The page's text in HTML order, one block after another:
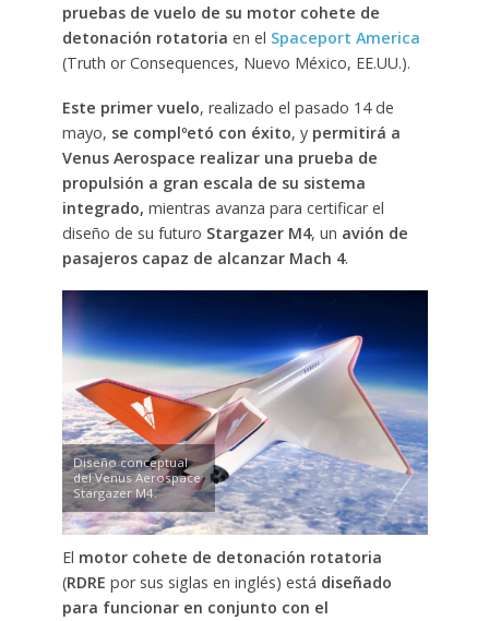
pruebas de vuelo de su motor cohete de
detonación rotatoria en el Spaceport America
(Truth or Consequences, Nuevo México, EE.UU.).
Este primer vuelo, realizado el pasado 14 de
mayo, se complºetó con éxito, ypermitirá a
Venus Aerospace realizar una prueba de
propulsión a gran escala de su sistema
integrado, mientras avanza para certificar el
diseño de su futuro Stargazer M4, un avión de
pasajeros capaz de alcanzar Mach 4.
Diseño conceptual
del Venus Aerospace
Stargazer M4.
El motor cohete de detonación rotatoria
(RDRE por sus siglas en inglés) está diseñado
para funcionar en conjunto con el